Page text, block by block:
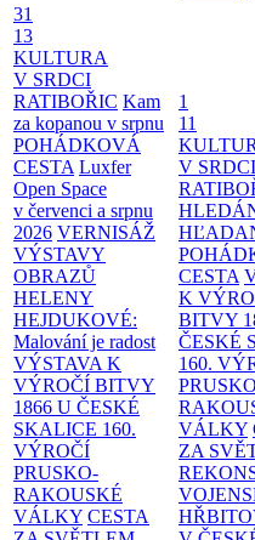
31
13
KULTURA
V SRDCI
RATIBOŘIC Kam
za kopanou v srpnu
POHÁDKOVÁ
CESTA Luxfer
Open Space
v červenci a srpnu
2026 VERNISÁŽ
VÝSTAVY
OBRAZŮ
HELENY
HEJDUKOVÉ:
Malování je radost
VÝSTAVA K
VÝROČÍ BITVY
1866 U ČESKÉ
SKALICE 160.
VÝROČÍ
PRUSKO-
RAKOUSKÉ
VÁLKY CESTA
1
11
V SRDCI
CESTA
K
BITVY
ČESKÉ
160.
VÁLKY
ZA